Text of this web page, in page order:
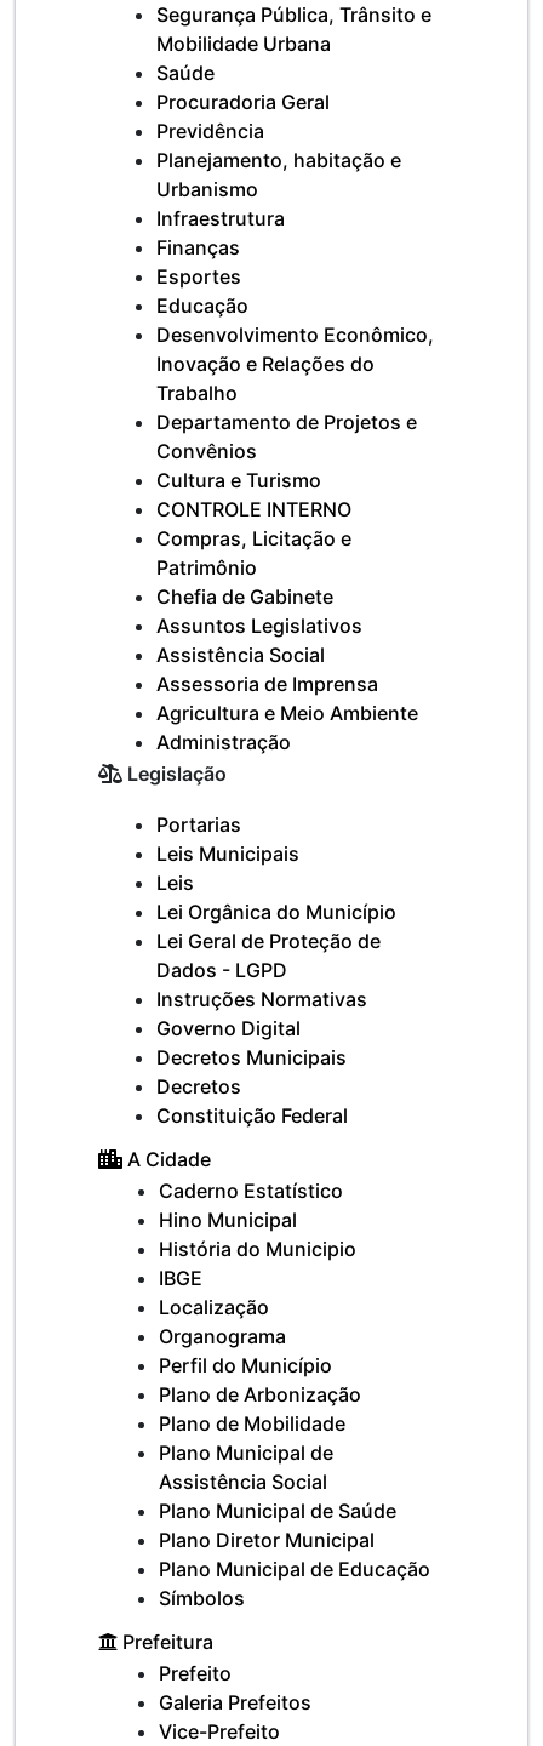
Segurança Pública, Trânsito e
Mobilidade Urbana
Saúde
Procuradoria Geral
Previdência
Planejamento, habitação e
Urbanismo
Infraestrutura
Finanças
Esportes
Educação
Desenvolvimento Econômico,
Inovação e Relações do
Trabalho
Departamento de Projetos e
Convênios
Cultura e Turismo
CONTROLE INTERNO
Compras, Licitação e
Patrimônio
Chefia de Gabinete
Assuntos Legislativos
Assistência Social
Assessoria de Imprensa
Agricultura e Meio Ambiente
Administração
Legislação
Portarias
Leis Municipais
Leis
Lei Orgânica do Município
Lei Geral de Proteção de
Dados - LGPD
Instruções Normativas
Governo Digital
Decretos Municipais
Decretos
Constituição Federal
A Cidade
Caderno Estatístico
Hino Municipal
História do Municipio
IBGE
Localização
Organograma
Perfil do Município
Plano de Arbonização
Plano de Mobilidade
Plano Municipal de
Assistência Social
Plano Municipal de Saúde
Plano Diretor Municipal
Plano Municipal de Educação
Símbolos
Prefeitura
Prefeito
Galeria Prefeitos
Vice-Prefeito